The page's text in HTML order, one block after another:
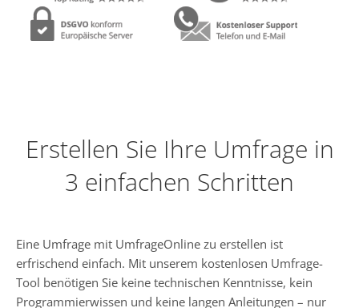
Erstellen Sie Ihre Umfrage in
3 einfachen Schritten
Eine Umfrage mit UmfrageOnline zu erstellen ist
erfrischend einfach. Mit unserem kostenlosen Umfrage-
Tool benötigen Sie keine technischen Kenntnisse, kein
Programmierwissen und keine langen Anleitungen – nur